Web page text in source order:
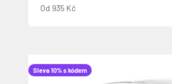
Prodejní cena
Od 935 Kč
Sleva 10% s kódem